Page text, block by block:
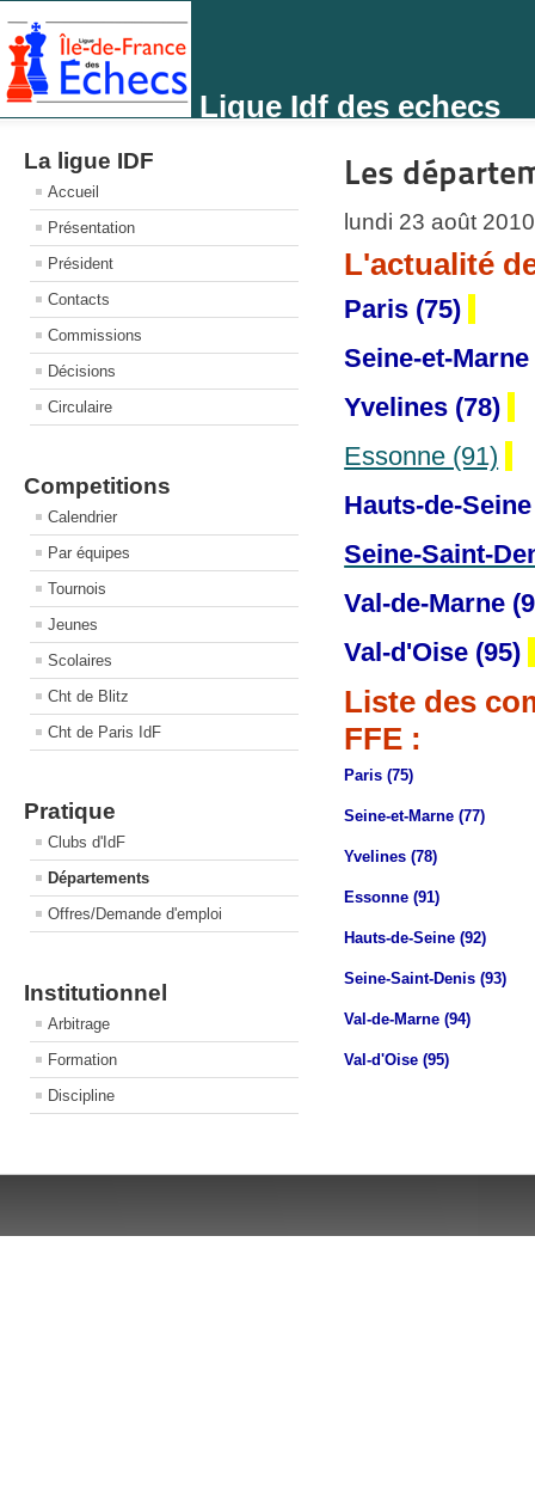
Ligue Idf des echecs
La ligue IDF
Accueil
Présentation
Président
Contacts
Commissions
Décisions
Circulaire
Competitions
Calendrier
Par équipes
Tournois
Jeunes
Scolaires
Cht de Blitz
Cht de Paris IdF
Pratique
Clubs d'IdF
Départements
Offres/Demande d'emploi
Institutionnel
Arbitrage
Formation
Discipline
Les
lundi 23 août
L'actualité
Paris (75)
Seine-et-
Yvelines (78)
Essonne (91)
Hauts-de-
Seine-Saint-
Val-de-Marne
Val-d'Oise (95)
Liste des
FFE :
Paris (75)
Seine-et-Marne (77)
Yvelines (78)
Essonne (91)
Hauts-de-Seine (92)
Seine-Saint-Denis (93)
Val-de-Marne (94)
Val-d'Oise (95)